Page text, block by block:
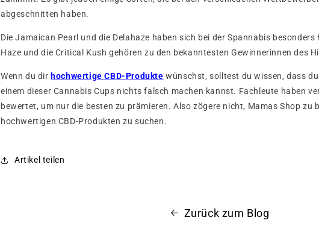
abgeschnitten haben.
Die Jamaican Pearl und die Delahaze haben sich bei der Spannabis besonders
Haze und die Critical Kush gehören zu den bekanntesten Gewinnerinnen des
Wenn du dirhochwertige CBD-Produkte wünschst, solltest du wissen, dass
einem dieser Cannabis Cups nichts falsch machen kannst. Fachleute haben
bewertet, um nur die besten zu prämieren. Also zögere nicht, Mamas Shop zu
hochwertigen CBD-Produkten zu suchen.
Artikel teilen
Zurück zum Blog